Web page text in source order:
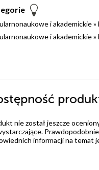
i akademickie»
i akademickie»
nie został jeszcze
informacji na temat